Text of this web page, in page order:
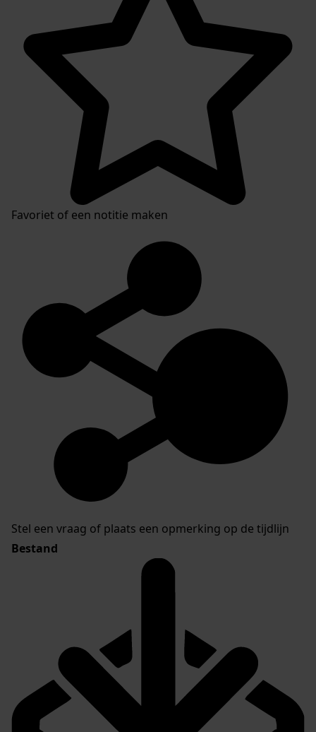
Favoriet of een notitie maken
Stel een vraag of plaats een opmerking op de tijdlijn
Bestand